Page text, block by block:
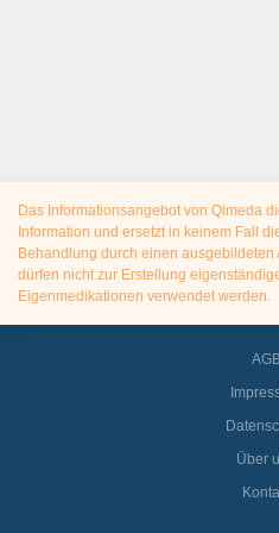
Das Informationsangebot von Qimeda
Information und ersetzt in keinem Fall
Behandlung durch einen ausgebildeten
dürfen nicht zur Erstellung
Eigenmedikationen verwendet werden.
Über